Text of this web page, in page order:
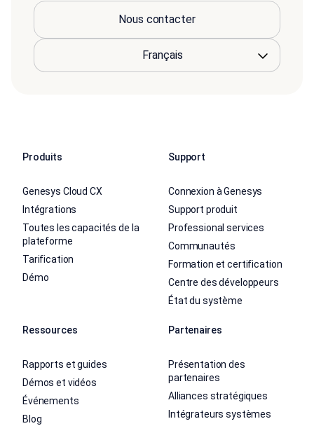
Nous contacter
Produits
Genesys Cloud CX
Intégrations
Toutes les capacités de la
plateforme
Tarification
Démo
Support
Connexion à Genesys
Support produit
Professional services
Communautés
Formation et certification
Centre des développeurs
État du système
Ressources
Rapports et guides
Démos et vidéos
Événements
Blog
Partenaires
Présentation des
partenaires
Alliances stratégiques
Intégrateurs systèmes